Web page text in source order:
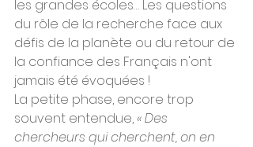
les grandes écoles… Les questions
du rôle de la recherche face aux
défis de la planète ou du retour de
la confiance des Français n'ont
jamais été évoquées !
La petite phase, encore trop
souvent entendue, « Des
chercheurs qui cherchent, on en